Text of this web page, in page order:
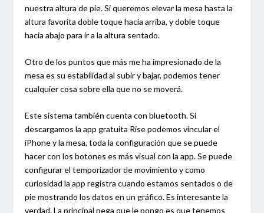
nuestra altura de pie. Si queremos elevar la mesa hasta la
altura favorita doble toque hacia arriba, y doble toque
hacia abajo para ir a la altura sentado.
Otro de los puntos que más me ha impresionado de la
mesa es su estabilidad al subir y bajar, podemos tener
cualquier cosa sobre ella que no se moverá.
Este sistema también cuenta con bluetooth. Si
descargamos la app gratuita Rise podemos vincular el
iPhone y la mesa, toda la configuración que se puede
hacer con los botones es más visual con la app. Se puede
configurar el temporizador de movimiento y como
curiosidad la app registra cuando estamos sentados o de
pie mostrando los datos en un gráfico. Es interesante la
verdad. La principal pega que le pongo es que tenemos